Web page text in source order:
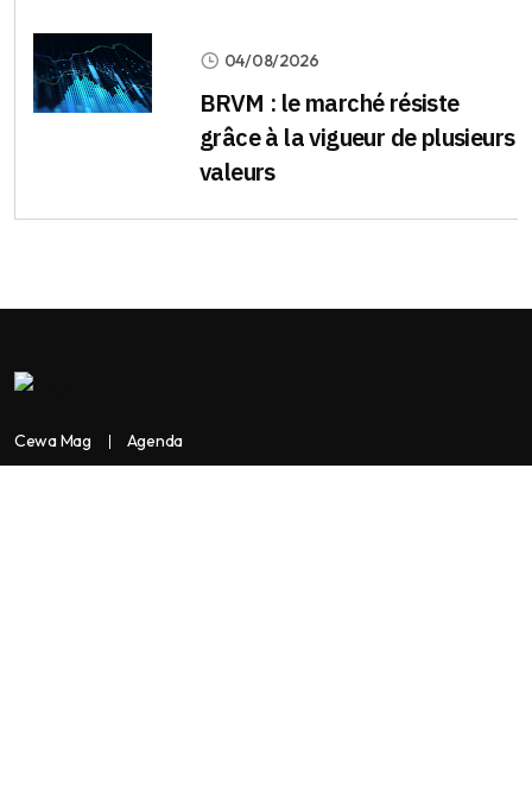
04/08/2026
BRVM : le marché résiste
grâce à la vigueur de plusieurs
valeurs
Cewa Mag Agenda